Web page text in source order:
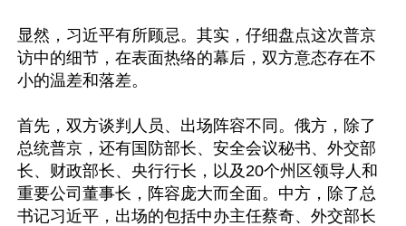
显然，习近平有所顾忌。其实，仔细盘点这次普京
访中的细节，在表面热络的幕后，双方意态存在不
小的温差和落差。
首先，双方谈判人员、出场阵容不同。俄方，除了
总统普京，还有国防部长、安全会议秘书、外交部
长、财政部长、央行行长，以及20个州区领导人和
重要公司董事长，阵容庞大而全面。中方，除了总
书记习近平，出场的包括中办主任蔡奇、外交部长